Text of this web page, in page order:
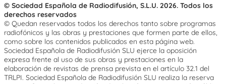
© Sociedad Española de Radiodifusión, S.L.U. 2026. Todos los
derechos reservados
© Quedan reservados todos los derechos tanto sobre programas
radiofónicos y las obras y prestaciones que formen parte de ellos,
como sobre los contenidos publicados en esta página web.
Sociedad Española de Radiodifusión SLU ejerce la oposición
expresa frente al uso de sus obras y prestaciones en la
elaboración de revistas de prensa prevista en el artículo 32.1 del
TRLPI. Sociedad Española de Radiodifusión SLU realiza la reserva